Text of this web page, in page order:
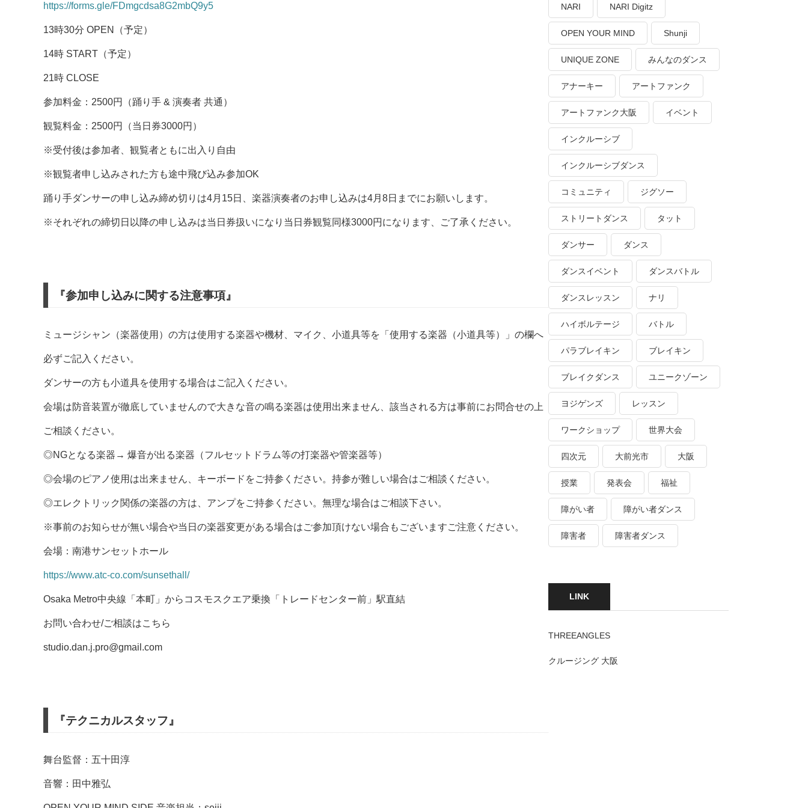
https://forms.gle/FDmgcdsa8G2mbQ9y5
13時30分 OPEN（予定）
14時 START（予定）
21時 CLOSE
参加料金：2500円（踊り手 & 演奏者 共通）
観覧料金：2500円（当日券3000円）
※受付後は参加者、観覧者ともに出入り自由
※観覧者申し込みされた方も途中飛び込み参加OK
踊り手ダンサーの申し込み締め切りは4月15日、楽器演奏者のお申し込みは4月8日までにお願いします。
※それぞれの締切日以降の申し込みは当日券扱いになり当日券観覧同様3000円になります、ご了承ください。
『参加申し込みに関する注意事項』
ミュージシャン（楽器使用）の方は使用する楽器や機材、マイク、小道具等を「使用する楽器（小道具等）」の欄へ
必ずご記入ください。
ダンサーの方も小道具を使用する場合はご記入ください。
会場は防音装置が徹底していませんので大きな音の鳴る楽器は使用出来ません、該当される方は事前にお問合せの上
ご相談ください。
◎NGとなる楽器→ 爆音が出る楽器（フルセットドラム等の打楽器や管楽器等）
◎会場のピアノ使用は出来ません、キーボードをご持参ください。持参が難しい場合はご相談ください。
◎エレクトリック関係の楽器の方は、アンプをご持参ください。無理な場合はご相談下さい。
※事前のお知らせが無い場合や当日の楽器変更がある場合はご参加頂けない場合もございますご注意ください。
会場：南港サンセットホール
https://www.atc-co.com/sunsethall/
Osaka Metro中央線「本町」からコスモスクエア乗換「トレードセンター前」駅直結
お問い合わせ/ご相談はこちら
studio.dan.j.pro@gmail.com
『テクニカルスタッフ』
舞台監督：五十田淳
音響：田中雅弘
NARI NARI Digitz
OPEN YOUR MIND Shunji
UNIQUE ZONE みんなのダンス
アナーキー アートファンク
アートファンク大阪 イベント
インクルーシブ
インクルーシブダンス
コミュニティ ジグソー
ストリートダンス タット
ダンサー ダンス
ダンスイベント ダンスバトル
ダンスレッスン ナリ
ハイボルテージ バトル
パラブレイキン ブレイキン
ブレイクダンス ユニークゾーン
ヨジゲンズ レッスン
ワークショップ 世界大会
四次元 大前光市 大阪
授業 発表会 福祉
障がい者 障がい者ダンス
障害者 障害者ダンス
LINK
THREEANGLES
クルージング 大阪